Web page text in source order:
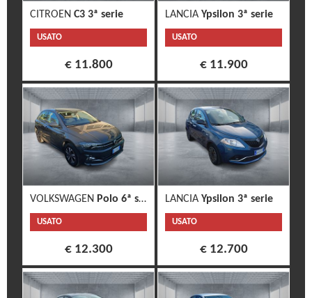
CITROEN C3 3ª serie
USATO
€ 11.800
LANCIA Ypsilon 3ª serie
USATO
€ 11.900
VOLKSWAGEN Polo 6ª serie
USATO
€ 12.300
LANCIA Ypsilon 3ª serie
USATO
€ 12.700